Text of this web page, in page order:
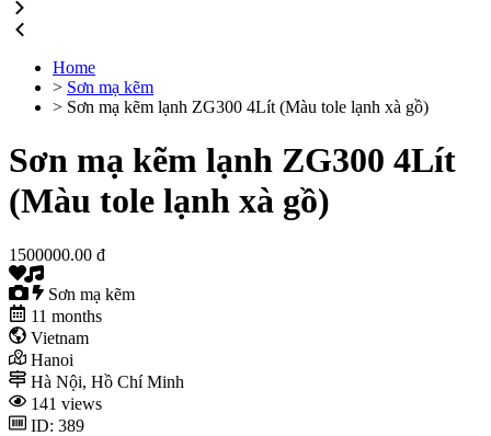
Home
> Sơn mạ kẽm
> Sơn mạ kẽm lạnh ZG300 4Lít (Màu tole lạnh xà gồ)
Sơn mạ kẽm lạnh ZG300 4Lít
(Màu tole lạnh xà gồ)
1500000.00 đ
Sơn mạ kẽm
11 months
Vietnam
Hanoi
Hà Nội, Hồ Chí Minh
141 views
ID: 389